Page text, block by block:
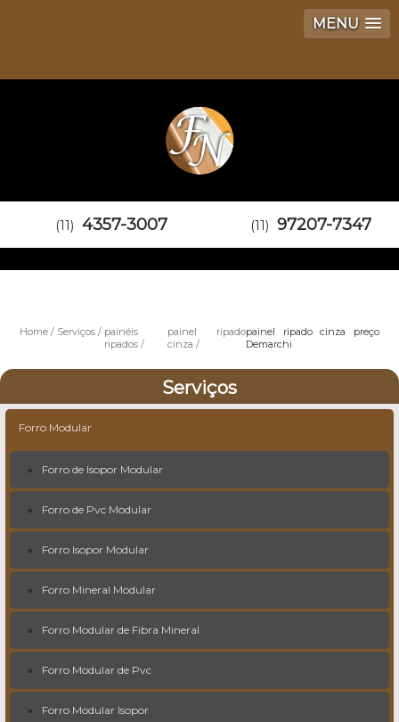
MENU
(11) 4357-3007 (11) 97207-7347
Home Serviços
painéis
ripados
painel ripado
cinza
painel ripado cinza preço
Demarchi
Serviços
Forro Modular
Forro de Isopor Modular
Forro de Pvc Modular
Forro Isopor Modular
Forro Mineral Modular
Forro Modular de Fibra Mineral
Forro Modular de Pvc
Forro Modular Isopor